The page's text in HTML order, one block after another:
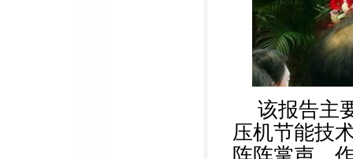
该报告主
压机节能技